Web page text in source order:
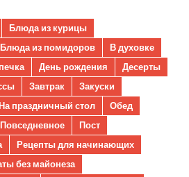
Блюда из курицы
Блюда из помидоров
В духовке
День рождения
Десерты
Завтрак
Закуски
праздничный стол
Обед
Повседневное
Пост
Рецепты для начинающих
без майонеза